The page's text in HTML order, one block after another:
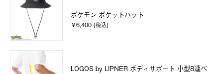
ポケモン ポケットハット
￥6,400 (税込)
LOGOS by LIPNER ボディサポート 小型8連ベ